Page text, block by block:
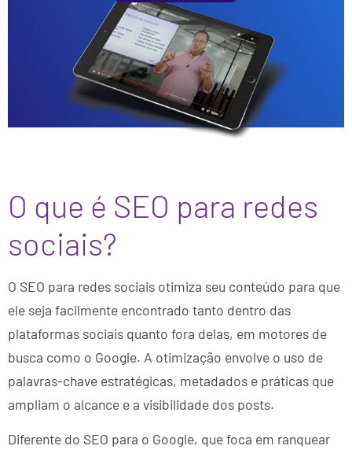
O que é SEO para redes
sociais?
O SEO para redes sociais otimiza seu conteúdo para que
ele seja facilmente encontrado tanto dentro das
plataformas sociais quanto fora delas, em motores de
busca como o Google. A otimização envolve o uso de
palavras-chave estratégicas, metadados e práticas que
ampliam o alcance e a visibilidade dos posts.
Diferente do SEO para o Google, que foca em ranquear